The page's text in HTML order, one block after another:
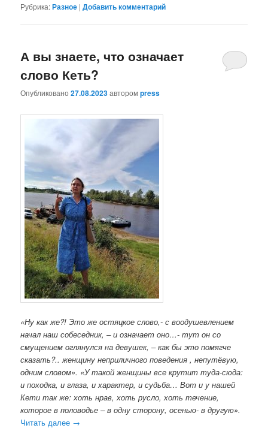
Рубрика:Разное |Добавить комментарий
А вы знаете, что означает
слово Кеть?
Опубликовано27.08.2023авторомpress
«Ну как же?! Это же остяцкое слово,- с воодушевлением
начал наш собеседник, – и означает оно…- тут он со
смущением оглянулся на девушек, – как бы это помягче
сказать?.. женщину неприличного поведения , непутёвую,
одним словом». «У такой женщины все крутит туда-сюда:
и походка, и глаза, и характер, и судьба… Вот и у нашей
Кети так же: хоть нрав, хоть русло, хоть течение,
которое в половодье – в одну сторону, осенью- в другую».
Читать далее →